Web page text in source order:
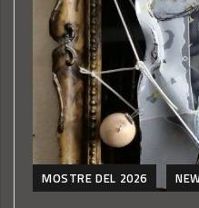
MOSTRE DEL 2026